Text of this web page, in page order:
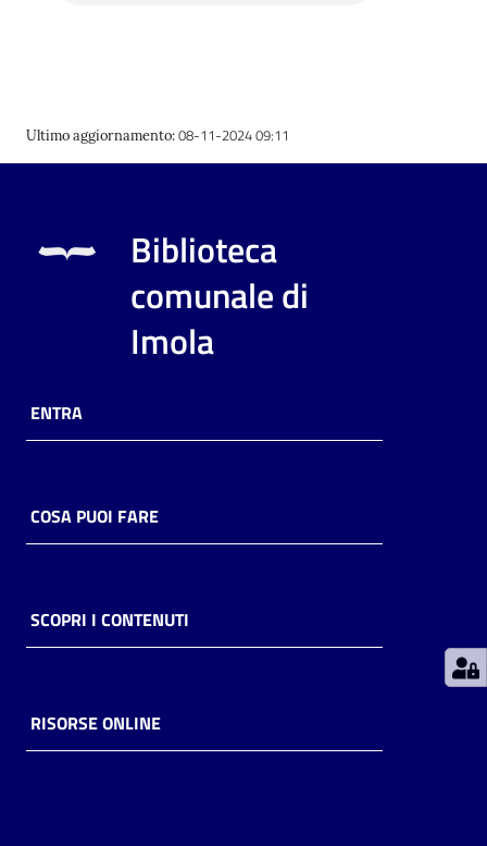
online
storico
Patto
lettura
Seguici
su
Ultimo aggiornamento:08-11-2024 09:11
Biblioteca
comunale di
Imola
ENTRA
COSA PUOI FARE
SCOPRI I CONTENUTI
RISORSE ONLINE